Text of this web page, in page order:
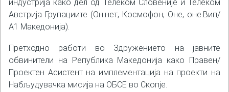
индустрија како дел од Телеком Словеније и Телеком
Австрија Групациите (Он.нет, Космофон, Оне, оне.Вип/
А1 Македонија).
Претходно работи во Здружението на јавните
обвинители на Република Македонија како Правен/
Проектен Асистент на имплементација на проекти на
Набљудувачка мисија на ОБСЕ во Скопје.